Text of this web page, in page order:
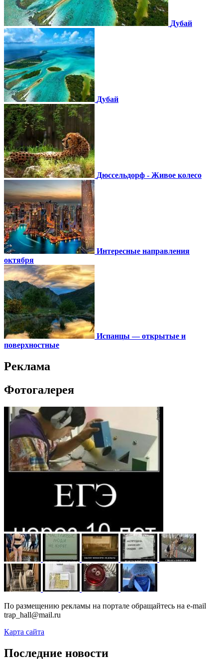
Дубай
Дубай
Дюссельдорф - Живое колесо
Интересные направления
октября
Испанцы — открытые и
поверхностные
Реклама
Фотогалерея
По размещению рекламы на портале обращайтесь на e-mail
trap_hall@mail.ru
Карта сайта
Последние новости